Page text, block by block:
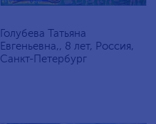
Голубева Татьяна
Евгеньевна,, 8 лет, Россия,
Санкт-Петербург